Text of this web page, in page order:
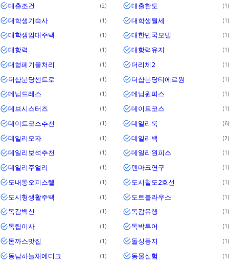
대출조건 2 대출한도 1
대학생기숙사 1 대학생월세 1
대학생임대주택 1 대한민국모델 1
대항력 1 대항력유지 1
대형폐기물처리 1 더리체2 1
더샵분당센트로 1 더샵분당티에르원 1
데님드레스 1 데님원피스 1
데브시스터즈 1 데이트코스 1
데이트코스추천 1 데일리룩 6
데일리모자 1 데일리백 2
데일리보석추천 1 데일리원피스 1
데일리주얼리 1 덴마크연구 1
도내동오피스텔 1 도시철도2호선 1
도시형생활주택 1 도트블라우스 1
독감백신 1 독감유행 1
독립이사 1 독박투어 1
돈까스맛집 1 돌싱동지 1
동남하늘채에디크 1 동물실험 1